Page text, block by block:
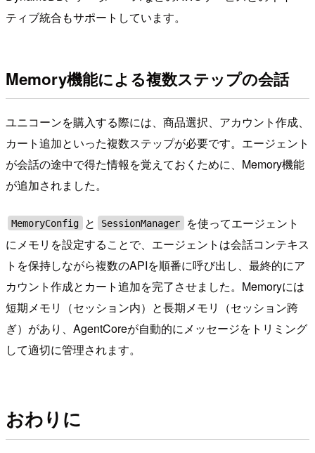
ティブ統合もサポートしています。
Memory機能による複数ステップの会話
ユニコーンを購入する際には、商品選択、アカウント作成、
カート追加といった複数ステップが必要です。エージェント
が会話の途中で得た情報を覚えておくために、Memory機能
が追加されました。
MemoryConfig と SessionManager
を使ってエージェント
にメモリを設定することで、エージェントは会話コンテキス
トを保持しながら複数のAPIを順番に呼び出し、最終的にア
カウント作成とカート追加を完了させました。Memoryには
短期メモリ（セッション内）と長期メモリ（セッション跨
ぎ）があり、AgentCoreが自動的にメッセージをトリミング
して適切に管理されます。
おわりに